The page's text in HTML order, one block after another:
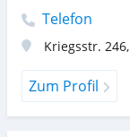
Telefon
Kriegsstr. 246,
Zum Profil